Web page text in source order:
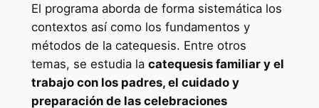
s
t
e
r
e
El programa aborda de forma sistemática los
contextos así como los fundamentos y
métodos de la catequesis. Entre otros
temas, se estudia la catequesis familiar y el
trabajo con los padres, el cuidado y
preparación de las celebraciones